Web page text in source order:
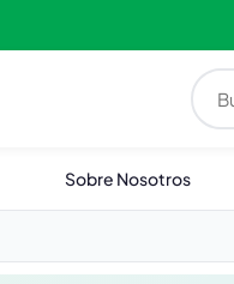
Sobre Nosotros